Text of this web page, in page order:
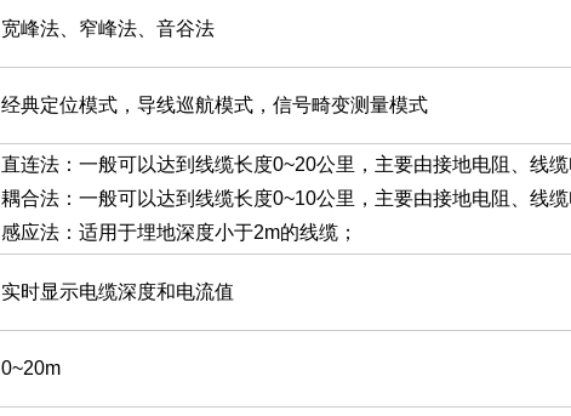
宽峰法、窄峰法、音谷法
经典定位模式，导线巡航模式，信号畸变测量模式
直连法：一般可以达到线缆长度0~20公里，主要由接地电阻、线
耦合法：一般可以达到线缆长度0~10公里，主要由接地电阻、线
感应法：适用于埋地深度小于2m的线缆；
实时显示电缆深度和电流值
0~20m